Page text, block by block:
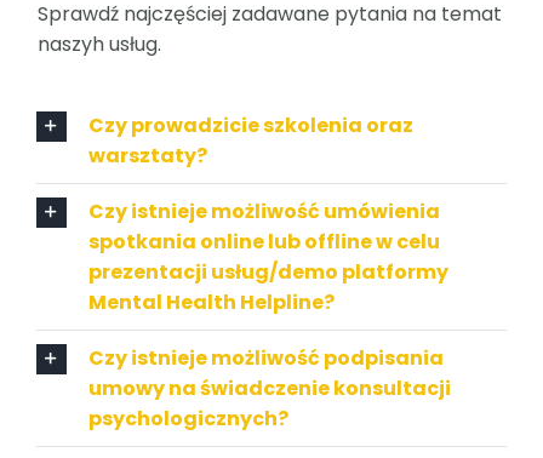
Sprawdź najczęściej zadawane pytania na temat
naszyh usług.
Czy prowadzicie szkolenia oraz
warsztaty?
Czy istnieje możliwość umówienia
spotkania online lub offline w celu
prezentacji usług/demo platformy
Mental Health Helpline?
Czy istnieje możliwość podpisania
umowy na świadczenie konsultacji
psychologicznych?